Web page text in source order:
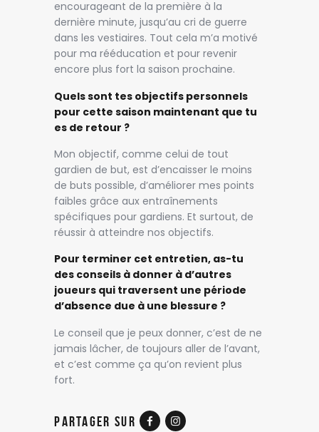
encourageant de la première à la
dernière minute, jusqu’au cri de guerre
dans les vestiaires. Tout cela m’a motivé
pour ma rééducation et pour revenir
encore plus fort la saison prochaine.
Quels sont tes objectifs personnels
pour cette saison maintenant que tu
es de retour ?
Mon objectif, comme celui de tout
gardien de but, est d’encaisser le moins
de buts possible, d’améliorer mes points
faibles grâce aux entraînements
spécifiques pour gardiens. Et surtout, de
réussir à atteindre nos objectifs.
Pour terminer cet entretien, as-tu
des conseils à donner à d’autres
joueurs qui traversent une période
d’absence due à une blessure ?
Le conseil que je peux donner, c’est de ne
jamais lâcher, de toujours aller de l’avant,
et c’est comme ça qu’on revient plus
fort.
Partager sur